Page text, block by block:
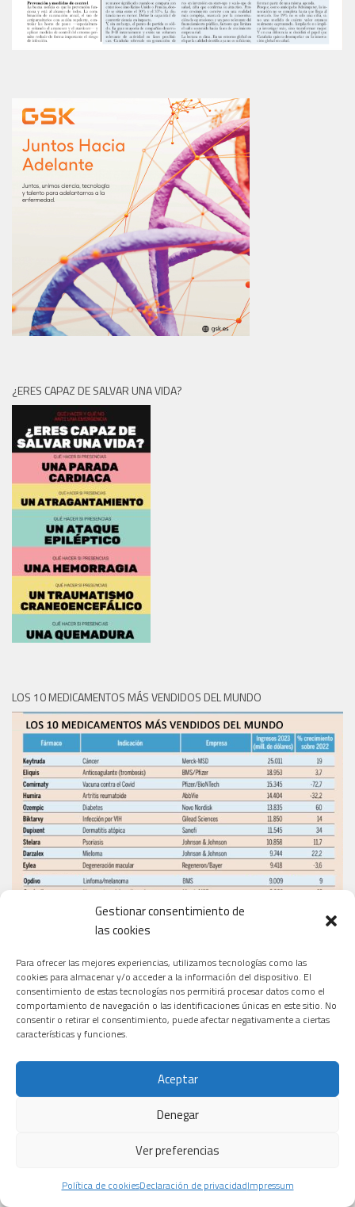
Gestionar consentimiento de
las cookies
Para ofrecer las mejores experiencias, utilizamos tecnologías como las
cookies para almacenar y/o acceder a la información del dispositivo. El
consentimiento de estas tecnologías nos permitirá procesar datos como el
comportamiento de navegación o las identificaciones únicas en este sitio. No
consentir o retirar el consentimiento, puede afectar negativamente a ciertas
características y funciones.
Aceptar
Denegar
Ver preferencias
Política de cookiesDeclaración de privacidadImpressum
¿ERES CAPAZ DE SALVAR UNA VIDA?
LOS 10 MEDICAMENTOS MÁS VENDIDOS DEL MUNDO
LAS CIFRAS DEL CÁNCER EN ESPAÑA